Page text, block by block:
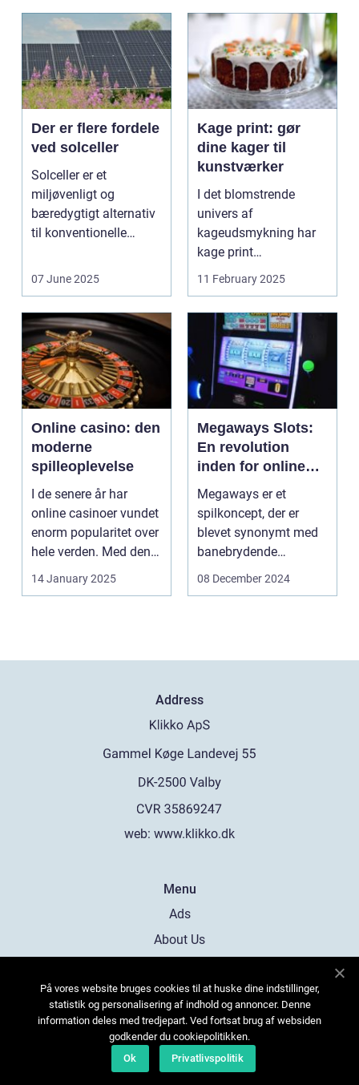
Der er flere fordele
ved solceller
Solceller er et
miljøvenligt og
bæredygtigt alternativ
til konventionelle
07 June 2025
Kage print: gør
dine kager til
kunstværker
I det blomstrende
univers af
kageudsmykning har
kage print
revolutioneret måden,
11 February 2025
Online casino: den
moderne
spilleoplevelse
I de senere år har
online casinoer vundet
enorm popularitet over
hele verden. Med den
teknolog...
14 January 2025
Megaways Slots:
En revolution
inden for online
spilleautomater
Megaways er et
spilkoncept, der er
blevet synonymt med
banebrydende
innovation inden for
08 December 2024
Address
web: www.klikko.dk
Menu
Ads
About Us
Contact
Sitemap
På vores website bruges cookies til at huske dine indstillinger,
statistik og personalisering af indhold og annoncer. Denne
information deles med tredjepart. Ved fortsat brug af websiden
godkender du cookiepolitikken.
Ok
Privatlivspolitik